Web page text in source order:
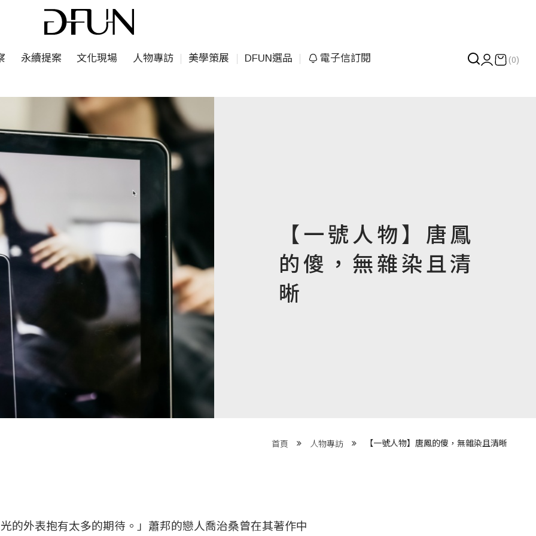
永續提案 文化現場 人物專訪 美學策展 DFUN選品 電子信訂閱 (0)
【一號人物】唐鳳
的傻，無雜染且清
晰
首頁 人物專訪 【一號人物】唐鳳的傻，無雜染且清晰
的外表抱有太多的期待。」蕭邦的戀人喬治桑曾在其著作中